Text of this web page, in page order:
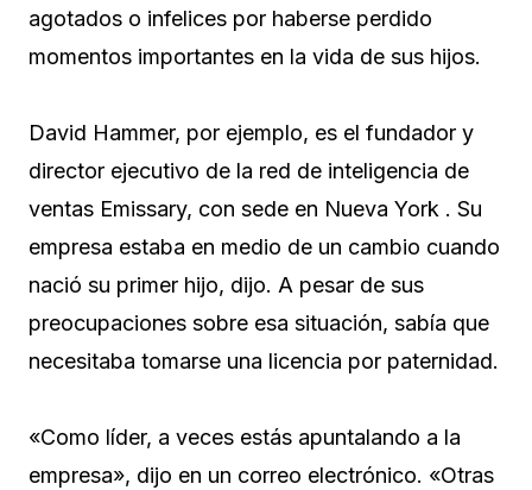
agotados o infelices por haberse perdido
momentos importantes en la vida de sus hijos.
David Hammer, por ejemplo, es el fundador y
director ejecutivo de la red de inteligencia de
ventas Emissary, con sede en Nueva York . Su
empresa estaba en medio de un cambio cuando
nació su primer hijo, dijo. A pesar de sus
preocupaciones sobre esa situación, sabía que
necesitaba tomarse una licencia por paternidad.
«Como líder, a veces estás apuntalando a la
empresa», dijo en un correo electrónico. «Otras